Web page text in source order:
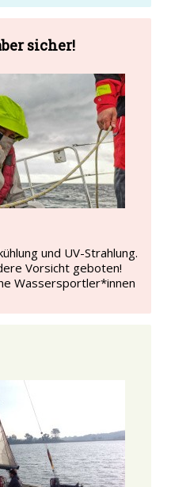
sicher!
und UV-Strahlung.
Vorsicht geboten!
Wassersportler*innen